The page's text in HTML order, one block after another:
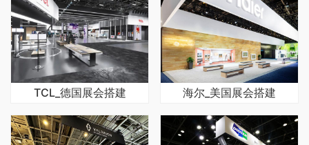
TCL_德国展会搭建 海尔_美国展会搭建